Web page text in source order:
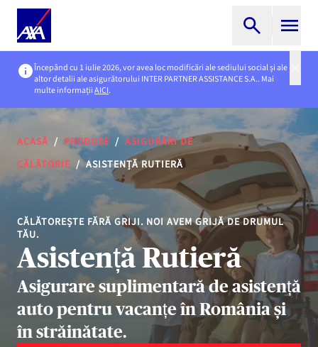
Începând cu 1 iulie 2026, vor avea loc modificări ale sediului social și ale
altor detalii ale asigurătorului INTER PARTNER ASSISTANCE S.A.. Mai
multe informațiiAICI.
ACASĂ / PRODUSE / ASIGURĂRI DE
CĂLĂTORIE / ASISTENȚĂ RUTIERĂ
CĂLĂTOREȘTE FĂRĂ GRIJI. NOI AVEM GRIJĂ DE DRUMUL
TĂU.
Asistență Rutieră
Asigurare suplimentară de asistență
auto pentru vacanțe în România și
în străinătate.